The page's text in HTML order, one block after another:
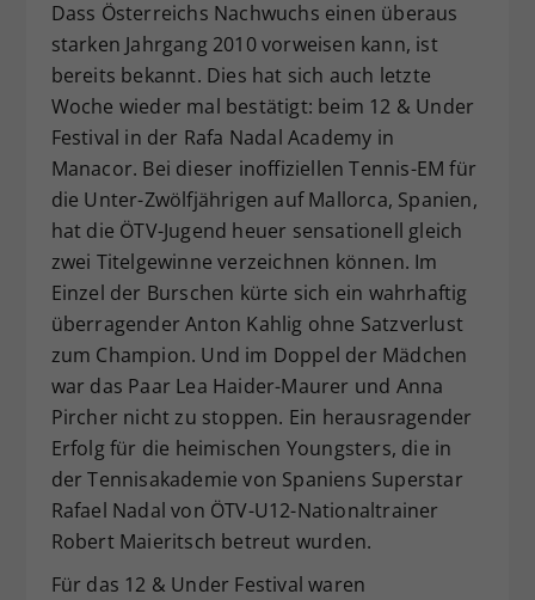
Dass Österreichs Nachwuchs einen überaus
starken Jahrgang 2010 vorweisen kann, ist
bereits bekannt. Dies hat sich auch letzte
Woche wieder mal bestätigt: beim 12 & Under
Festival in der Rafa Nadal Academy in
Manacor. Bei dieser inoffiziellen Tennis-EM für
die Unter-Zwölfjährigen auf Mallorca, Spanien,
hat die ÖTV-Jugend heuer sensationell gleich
zwei Titelgewinne verzeichnen können. Im
Einzel der Burschen kürte sich ein wahrhaftig
überragender Anton Kahlig ohne Satzverlust
zum Champion. Und im Doppel der Mädchen
war das Paar Lea Haider-Maurer und Anna
Pircher nicht zu stoppen. Ein herausragender
Erfolg für die heimischen Youngsters, die in
der Tennisakademie von Spaniens Superstar
Rafael Nadal von ÖTV-U12-Nationaltrainer
Robert Maieritsch betreut wurden.
Für das 12 & Under Festival waren
Zweck
Einstellungen. Unter anderem eine
zufällig generierte ID, für die
historische Speicherung Ihrer
vorgenommen Einstellungen, falls der
Webseiten-Betreiber dies eingestellt
hat.